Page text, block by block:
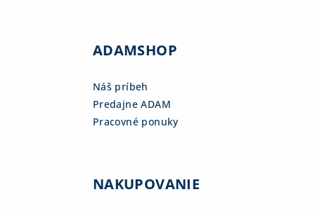
ADAMSHOP
Náš príbeh
Predajne ADAM
Pracovné ponuky
NAKUPOVANIE